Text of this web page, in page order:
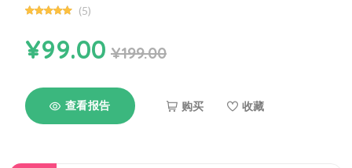
(5)
¥99.00 ¥199.00
查看报告 购买 收藏